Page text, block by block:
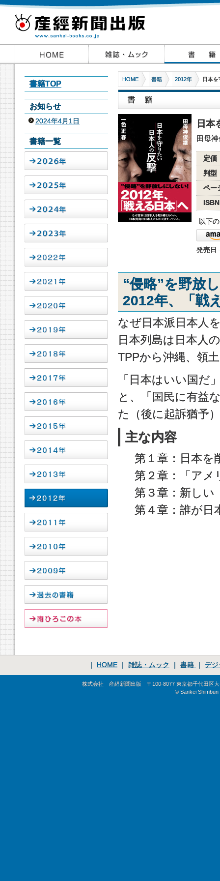
書籍TOP
お知らせ
2024年4月1日
書籍一覧
HOME 書籍 2012年 日本
日
田母
定価
判型
ペー
ISBN
以下
発売日
“侵略”を野放
2012年、「戦
なぜ日本派日本人
日本列島は日本人
TPPから沖縄、領
「日本はいい国だ
と、「国民に有益
た（後に起訴猶予
主な内容
第１章：日本を
第２章：「アメ
第３章：新しい
第４章：誰が日
｜ HOME ｜ 雑誌・ムック ｜ 書籍 ｜ デ
株式会社 産経新聞出版 〒100-8077 東京都千代田区
© Sankei Shimbun